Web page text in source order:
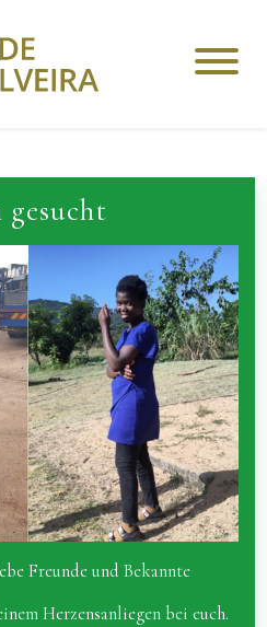
gesucht
Freunde und Bekannte
Herzensanliegen bei euch.